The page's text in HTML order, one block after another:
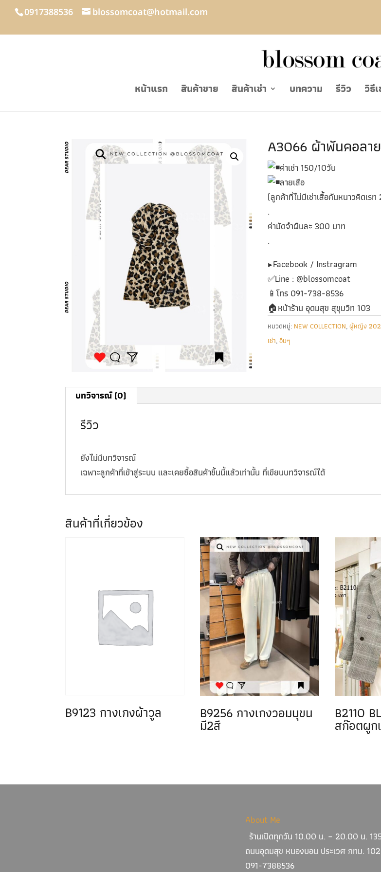
0917388536
blossomcoat@hotmail.com
หน้าแรก สินค้าขาย สินค้าเช่า บทความ รีวิว วิธี
A3066 ผ้าพันคอลา
ค่าเช่า 150/10วัน
ลายเสือ
(ลูกค้าที่ไม่มีเช่าเสื้อกันหนาวคิดเร
.
ค่ามัดจำผืนละ 300 บาท
.
▶️Facebook / Instragram
✅️Line : @blossomcoat
📱โทร 091-738-8536
🏠หน้าร้าน อุดมสุข สุขุมวิท 103
หมวดหมู่: NEW COLLECTION,ผู้หญิง
เช่า,อื่นๆ
บทวิจารณ์ (0)
รีวิว
ยังไม่มีบทวิจารณ์
เฉพาะลูกค้าที่เข้าสู่ระบบ และเคยซื้อสินค้าชิ้นนี้แล้วเท่านั้น ที่เขียนบทวิจารณ์ได้
สินค้าที่เกี่ยวข้อง
B9123 กางเกงผ้าวูล B9256 กางเกงวอมบุขน
มี2สี
B2110
สก๊อตผูก
About Me
ร้านเปิดทุกวัน 10.00 น. – 20.00 น.
ถนนอุดมสุข หนองบอน ประเวศ กทม.
091-7388536